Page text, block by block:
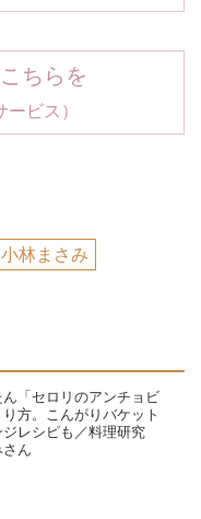
ちらを
ビス）
小林まさみ
「セロリのアンチョビ
方。こんがりバケット
ジレシピも／料理研究
ん